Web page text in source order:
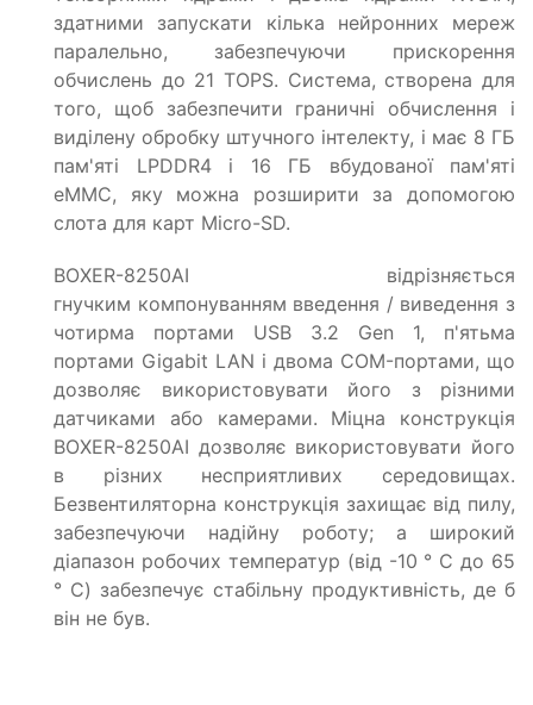
здатними запускати кілька нейронних мереж
паралельно, забезпечуючи прискорення
обчислень до 21 TOPS. Система, створена для
того, щоб забезпечити граничні обчислення і
виділену обробку штучного інтелекту, і має 8 ГБ
пам'яті LPDDR4 і 16 ГБ вбудованої пам'яті
eMMC, яку можна розширити за допомогою
слота для карт Micro-SD.
BOXER-8250AI відрізняється
гнучким компонуванням введення / виведення з
чотирма портами USB 3.2 Gen 1, п'ятьма
портами Gigabit LAN і двома COM-портами, що
дозволяє використовувати його з різними
датчиками або камерами. Міцна конструкція
BOXER-8250AI дозволяє використовувати його
в різних несприятливих середовищах.
Безвентиляторна конструкція захищає від пилу,
забезпечуючи надійну роботу; а широкий
діапазон робочих температур (від -10 ° C до 65
° C) забезпечує стабільну продуктивність, де б
він не був.